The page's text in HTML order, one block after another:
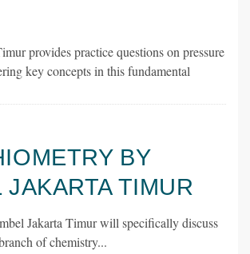
provides practice questions on pressure
key concepts in this fundamental
BY
JAKARTA TIMUR
Jakarta Timur will specifically discuss
of chemistry...